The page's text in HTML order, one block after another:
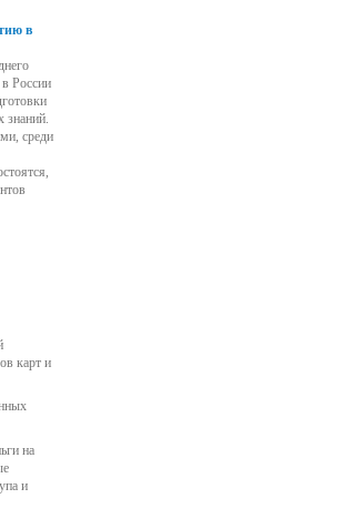
в
России
знаний.
среди
карт и
на
и